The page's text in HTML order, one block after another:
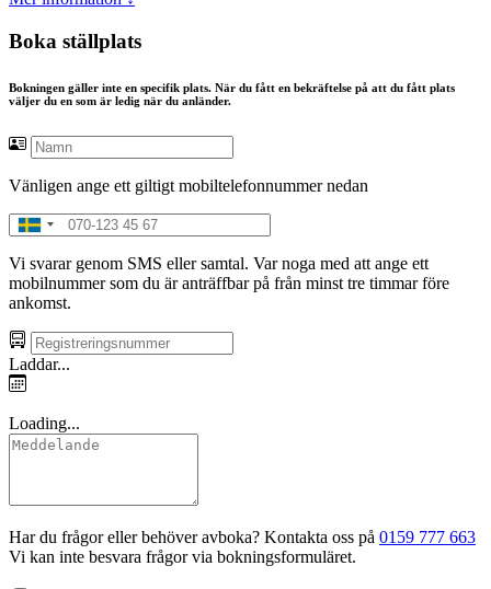
Boka ställplats
Bokningen gäller inte en specifik plats. När du fått en bekräftelse på att du fått plats
väljer du en som är ledig när du anländer.
Vänligen ange ett giltigt mobiltelefonnummer nedan
Vi svarar genom SMS eller samtal. Var noga med att ange ett
mobilnummer som du är anträffbar på från minst tre timmar före
ankomst.
Laddar...
Loading...
Har du frågor eller behöver avboka? Kontakta oss på 0159 777 663
Vi kan inte besvara frågor via bokningsformuläret.